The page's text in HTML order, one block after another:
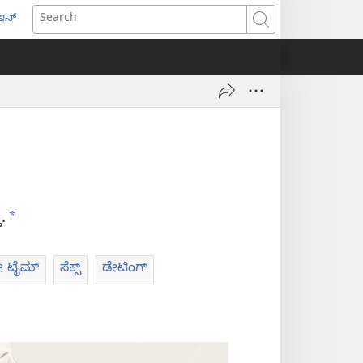
Search
a
ಟೈಮ್‌ ಸೆಕ್ಸ್‌ ಡೇಟಿಂಗ್‌